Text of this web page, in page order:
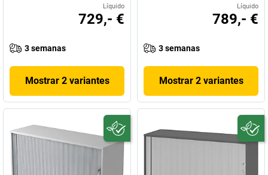
Líquido
729,- €
3 semanas
Mostrar 2 variantes
Líquido
789,- €
3 semanas
Mostrar 2 variantes